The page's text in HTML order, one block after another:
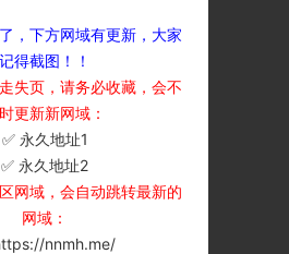
，下方网域有更新，大家
记得截图！！
失页，请务必收藏，会不
更新新网域：
✅ 永久地址1
✅ 永久地址2
网域，会自动跳转最新的
网域：
nnmh.me/